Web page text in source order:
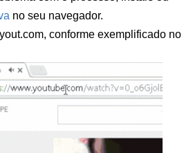
no seu navegador.
conforme exemplificado no